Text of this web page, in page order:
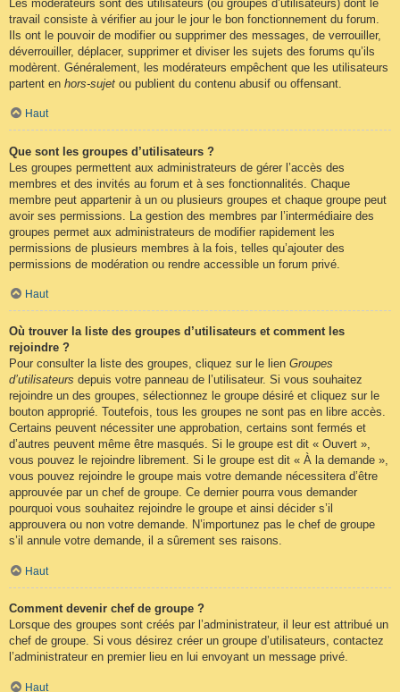
Les modérateurs sont des utilisateurs (ou groupes d’utilisateurs) dont le
travail consiste à vérifier au jour le jour le bon fonctionnement du forum.
Ils ont le pouvoir de modifier ou supprimer des messages, de verrouiller,
déverrouiller, déplacer, supprimer et diviser les sujets des forums qu’ils
modèrent. Généralement, les modérateurs empêchent que les utilisateurs
partent en hors-sujet ou publient du contenu abusif ou offensant.
Haut
Que sont les groupes d’utilisateurs ?
Les groupes permettent aux administrateurs de gérer l’accès des
membres et des invités au forum et à ses fonctionnalités. Chaque
membre peut appartenir à un ou plusieurs groupes et chaque groupe peut
avoir ses permissions. La gestion des membres par l’intermédiaire des
groupes permet aux administrateurs de modifier rapidement les
permissions de plusieurs membres à la fois, telles qu’ajouter des
permissions de modération ou rendre accessible un forum privé.
Haut
Où trouver la liste des groupes d’utilisateurs et comment les
rejoindre ?
Pour consulter la liste des groupes, cliquez sur le lien Groupes
d’utilisateurs depuis votre panneau de l’utilisateur. Si vous souhaitez
rejoindre un des groupes, sélectionnez le groupe désiré et cliquez sur le
bouton approprié. Toutefois, tous les groupes ne sont pas en libre accès.
Certains peuvent nécessiter une approbation, certains sont fermés et
d’autres peuvent même être masqués. Si le groupe est dit « Ouvert »,
vous pouvez le rejoindre librement. Si le groupe est dit « À la demande »,
vous pouvez rejoindre le groupe mais votre demande nécessitera d’être
approuvée par un chef de groupe. Ce dernier pourra vous demander
pourquoi vous souhaitez rejoindre le groupe et ainsi décider s’il
approuvera ou non votre demande. N’importunez pas le chef de groupe
s’il annule votre demande, il a sûrement ses raisons.
Haut
Comment devenir chef de groupe ?
Lorsque des groupes sont créés par l’administrateur, il leur est attribué un
chef de groupe. Si vous désirez créer un groupe d’utilisateurs, contactez
l’administrateur en premier lieu en lui envoyant un message privé.
Haut